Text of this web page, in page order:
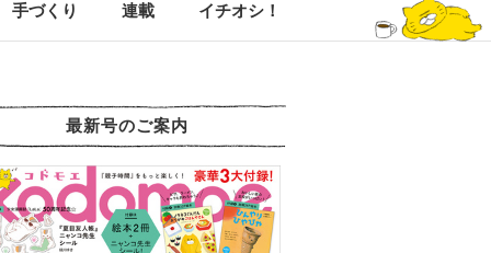
手づくり 連載 イチオシ！
最新号のご案内